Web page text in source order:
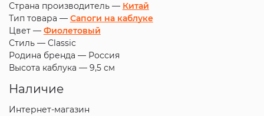
Страна производитель — Китай
Тип товара — Сапоги на каблуке
Цвет — Фиолетовый
Стиль — Classic
Родина бренда — Россия
Высота каблука — 9,5 см
Наличие
Интернет-магазин